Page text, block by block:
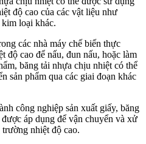
độ cao của các vật liệu như
loại khác.
các nhà máy chế biến thực
độ cao để nấu, đun nấu, hoặc làm
băng tải nhựa chịu nhiệt có thể
sản phẩm qua các giai đoạn khác
công nghiệp sản xuất giấy, băng
áp dụng để vận chuyển và xử
nhiệt độ cao.